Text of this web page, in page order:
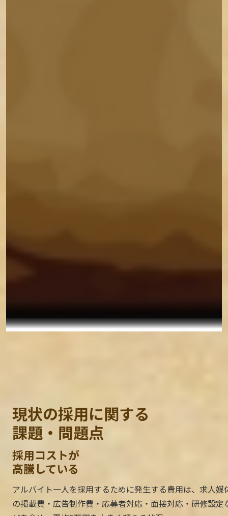
現状の採用に関する
課題・問題点
採用コストが
高騰している
アルバイト一人を採用するために発生する費用は、求人媒
の掲載費・広告制作費・応募者対応・面接対応・研修設定